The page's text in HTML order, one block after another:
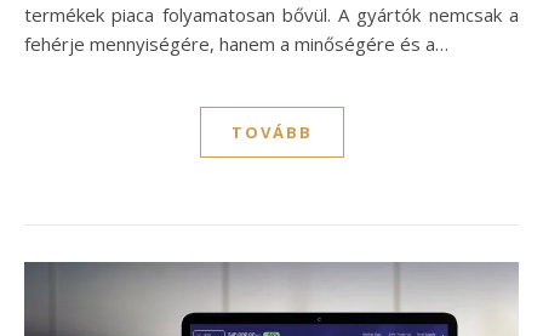
termékek piaca folyamatosan bővül. A gyártók nemcsak a
fehérje mennyiségére, hanem a minőségére és a…
TOVÁBB